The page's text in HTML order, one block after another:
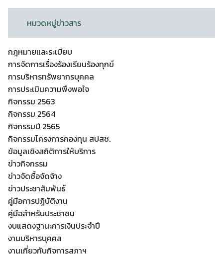
หมวดหมู่ข่าวสาร
กฎหมายและระเบียบ
การจัดการเรื่องร้องเรียนร้องทุกข์
การบริหารทรัพยากรบุคคล
การประเมินความพึงพอใจ
กิจกรรม 2563
กิจกรรม 2564
กิจกรรมปี 2565
กิจกรรมโครงการกองทุน สปสช.
ข้อมูลเชิงสถิติการให้บริการ
ข่าวกิจกรรม
ข่าวจัดซื้อจัดจ้าง
ข่าวประชาสัมพันธ์
คู่มือการปฏิบัติงาน
คู่มือสำหรับประชาชน
งบแสดงฐานะการเงินประจำปี
งานบริหารบุคคล
งานเกี่ยวกับกิจการสภาฯ